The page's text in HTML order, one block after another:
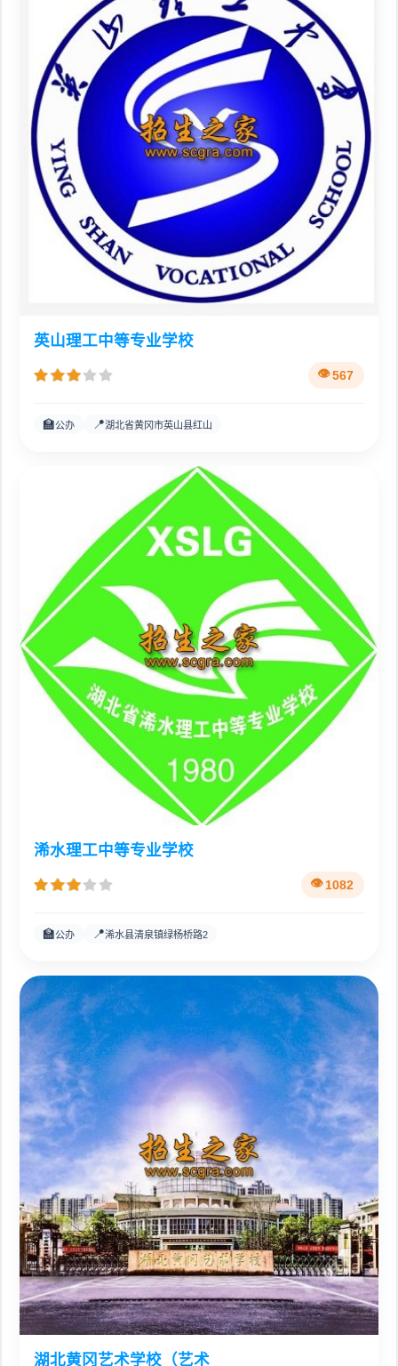
英山理工中等专业学校
567
🏫公办 📍湖北省黄冈市英山县红山
浠水理工中等专业学校
1082
🏫公办 📍浠水县清泉镇绿杨桥路2
湖北黄冈艺术学校（艺术